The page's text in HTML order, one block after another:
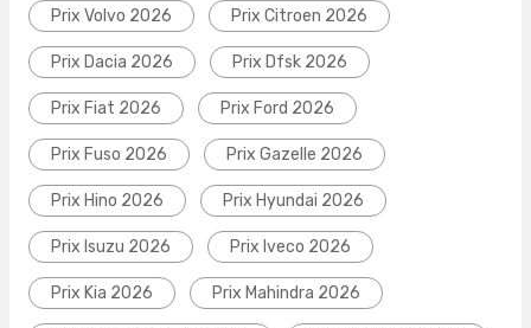
Prix Volvo 2026 Prix Citroen 2026
Prix Dacia 2026 Prix Dfsk 2026
Prix Fiat 2026 Prix Ford 2026
Prix Fuso 2026 Prix Gazelle 2026
Prix Hino 2026 Prix Hyundai 2026
Prix Isuzu 2026 Prix Iveco 2026
Prix Kia 2026 Prix Mahindra 2026